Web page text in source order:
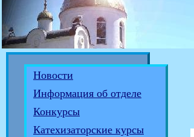
Новости
Информация об отделе
Конкурсы
Катехизаторские курсы